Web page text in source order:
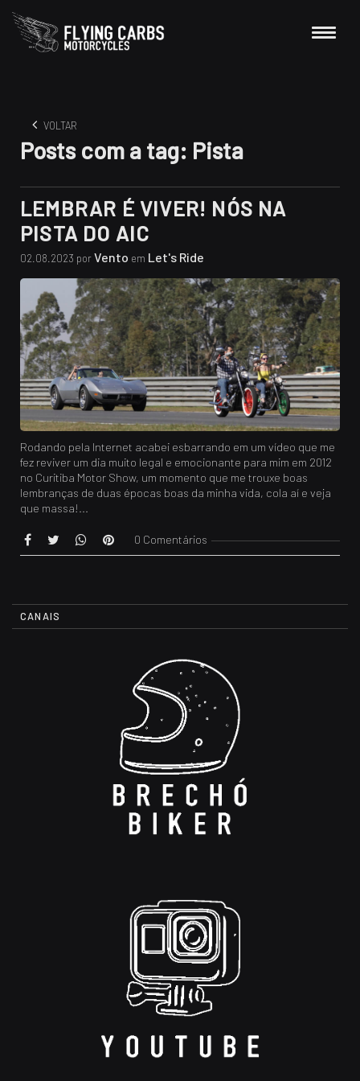
VOLTAR
Posts com a tag: Pista
LEMBRAR É VIVER! NÓS NA
PISTA DO AIC
02.08.2023 porVento em Let's Ride
Rodando pela Internet acabei esbarrando em um vídeo que me
fez reviver um dia muito legal e emocionante para mim em 2012
no Curitiba Motor Show, um momento que me trouxe boas
lembranças de duas épocas boas da minha vida, cola aí e veja
que massa!...
0 Comentários
CANAIS